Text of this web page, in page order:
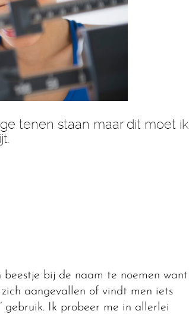
tenen staan maar dit moet ik
beestje bij de naam te noemen want
aangevallen of vindt men iets
gebruik. Ik probeer me in allerlei